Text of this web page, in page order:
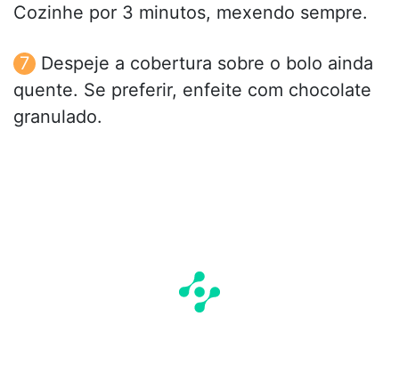
Cozinhe por 3 minutos, mexendo sempre.
Despeje a cobertura sobre o bolo ainda
quente. Se preferir, enfeite com chocolate
granulado.